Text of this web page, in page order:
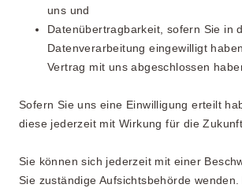
uns und
Datenübertragbarkeit, sofern Sie in
Datenverarbeitung eingewilligt
Vertrag mit uns abgeschlossen
Sofern Sie uns eine Einwilligung erteilt
diese jederzeit mit Wirkung für die
Sie können sich jederzeit mit einer
Sie zuständige Aufsichtsbehörde